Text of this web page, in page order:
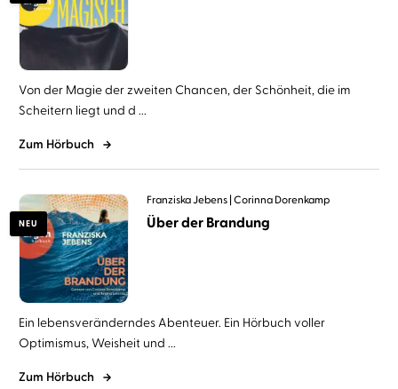
Von der Magie der zweiten Chancen, der Schönheit, die im
Scheitern liegt und d ...
Zum Hörbuch
NEU
Franziska Jebens Corinna Dorenkamp
Über der Brandung
Ein lebensveränderndes Abenteuer. Ein Hörbuch voller
Optimismus, Weisheit und ...
Zum Hörbuch